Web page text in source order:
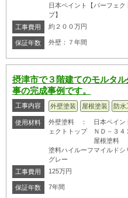
日本ペイント【パーフェク
プ】
工事費用
約２００万円
保証年数 外壁：７年間
摂津市で３階建てのモルタ
事の完成事例です。
工事内容 外壁塗装 屋根塗装 防水
使用材料
外壁塗料 ： 日本ペイン
ェクトトップ ＮＤ－
屋根塗料 ：
塗料ハイルーフマイルド
グレー
工事費用
125万円
保証年数 7年間